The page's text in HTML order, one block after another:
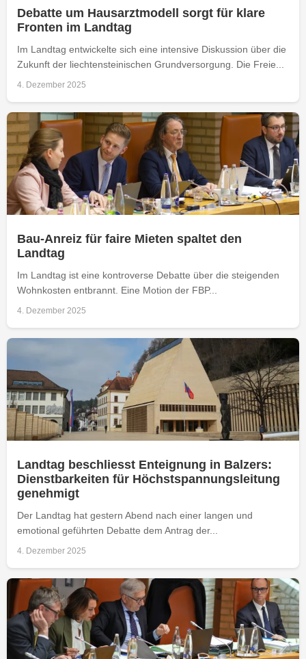
Debatte um Hausarztmodell sorgt für klare
Fronten im Landtag
Im Landtag entwickelte sich eine intensive Diskussion über die
Zukunft der liechtensteinischen Grundversorgung. Die Freie...
4. Dezember 2025
Bau-Anreiz für faire Mieten spaltet den
Landtag
Im Landtag ist eine kontroverse Debatte über die steigenden
Wohnkosten entbrannt. Eine Motion der FBP...
4. Dezember 2025
Landtag beschliesst Enteignung in Balzers:
Dienstbarkeiten für Höchstspannungsleitung
genehmigt
Der Landtag hat gestern Abend nach einer langen und
emotional geführten Debatte dem Antrag der...
4. Dezember 2025